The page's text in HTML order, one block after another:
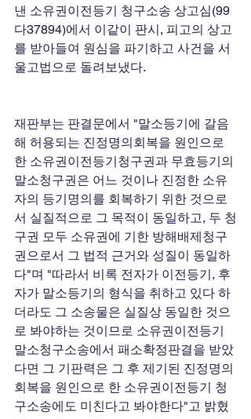
낸 소유권이전등기 청구소송 상고심(99
다37894)에서 이같이 판시, 피고의 상고
를 받아들여 원심을 파기하고 사건을 서
울고법으로 돌려보냈다.
재판부는 판결문에서 "말소등기에 갈음
해 허용되는 진정명의회복을 원인으로
한 소유권이전등기청구권과 무효등기의
말소청구권은 어느 것이나 진정한 소유
자의 등기명의를 회복하기 위한 것으로
서 실질적으로 그 목적이 동일하고, 두 청
구권 모두 소유권에 기한 방해배제청구
권으로서 그 법적 근거와 성질이 동일하
다"며 "따라서 비록 전자가 이전등기, 후
자가 말소등기의 형식을 취하고 있다 하
더라도 그 소송물은 실질상 동일한 것으
로 봐야하는 것이므로 소유권이전등기
말소청구소송에서 패소확정판결을 받았
다면 그 기판력은 그 후 제기된 진정명의
회복을 원인으로 한 소유권이전등기 청
구소송에도 미친다고 봐야한다"고 밝혔